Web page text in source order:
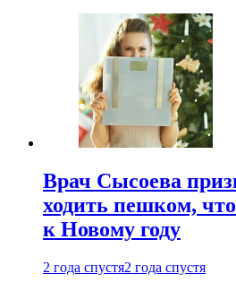
Врач Сысоева
ходить пешком,
к Новому году
2 года спустя2 года спустя